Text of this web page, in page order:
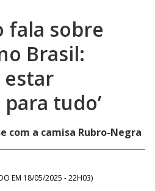
fala sobre
Brasil:
estar
tudo’
com a camisa Rubro-Negra
EM 18/05/2025 - 22H03)